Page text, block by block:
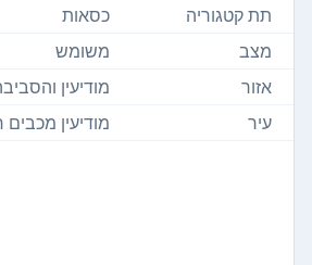
תת קטגוריה
כסאות
מצב
משומש
אזור
מודיעין
עיר
מודיעין מכבים